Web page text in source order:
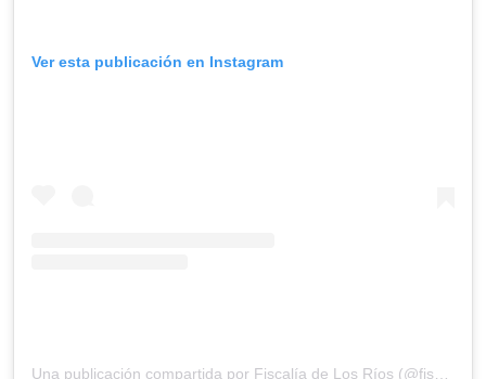
Ver esta publicación en Instagram
Una publicación compartida por Fiscalía de Los Ríos (@fiscaliadelosrios)